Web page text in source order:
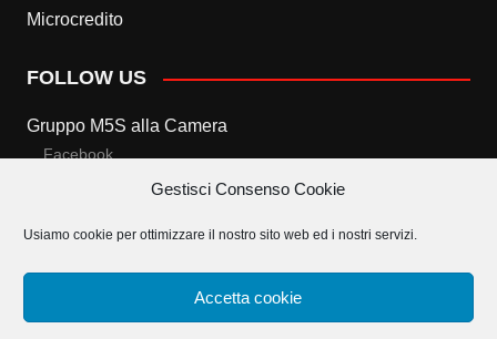
Gestisci Consenso Cookie
Usiamo cookie per ottimizzare il nostro sito web ed i nostri servizi.
Accetta cookie
Microcredito
FOLLOW US
Gruppo M5S alla Camera
Facebook
Twitter